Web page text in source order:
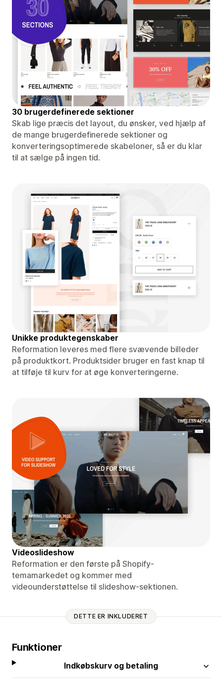
30 brugerdefinerede sektioner
Skab lige præcis det layout, du ønsker, ved hjælp af
de mange brugerdefinerede sektioner og
konverteringsoptimerede skabeloner, så er du klar
til at sælge på ingen tid.
Unikke produktegenskaber
Reformation leveres med flere svævende billeder
på produktkort. Produktsider bruger en fast knap til
at tilføje til kurv for at øge konverteringerne.
Videoslideshow
Reformation er den første på Shopify-
temamarkedet og kommer med
videounderstøttelse til slideshow-sektionen.
DETTE ER INKLUDERET
Funktioner
Indkøbskurv og betaling